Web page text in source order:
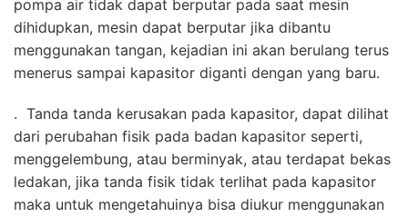
pompa air tidak dapat berputar pada saat mesin
dihidupkan, mesin dapat berputar jika dibantu
menggunakan tangan, kejadian ini akan berulang terus
menerus sampai kapasitor diganti dengan yang baru.
. Tanda tanda kerusakan pada kapasitor, dapat dilihat
dari perubahan fisik pada badan kapasitor seperti,
menggelembung, atau berminyak, atau terdapat bekas
ledakan, jika tanda fisik tidak terlihat pada kapasitor
maka untuk mengetahuinya bisa diukur menggunakan